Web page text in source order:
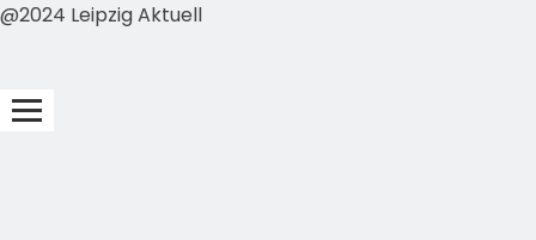
@2024 Leipzig Aktuell